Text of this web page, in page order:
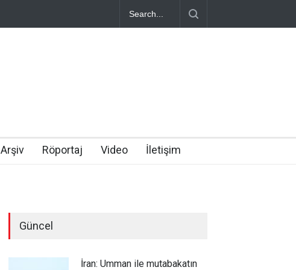
Arşiv Röportaj Video İletişim
Güncel
İran: Umman ile mutabakatın